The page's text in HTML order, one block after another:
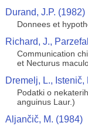
Durand, J.P. (1982)
Donnees et
Richard, J.,
Communication
et Necturus
Dremelj, L.,
Podatki o
anguinus Laur.)
Aljančič, M. (1984)